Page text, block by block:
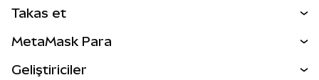
Takas et
MetaMask Para
Geliştiriciler